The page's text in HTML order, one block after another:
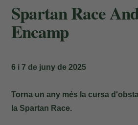
Spartan Race
Encamp
6 i 7 de juny de 2025
Torna un any més la cursa
la Spartan Race.